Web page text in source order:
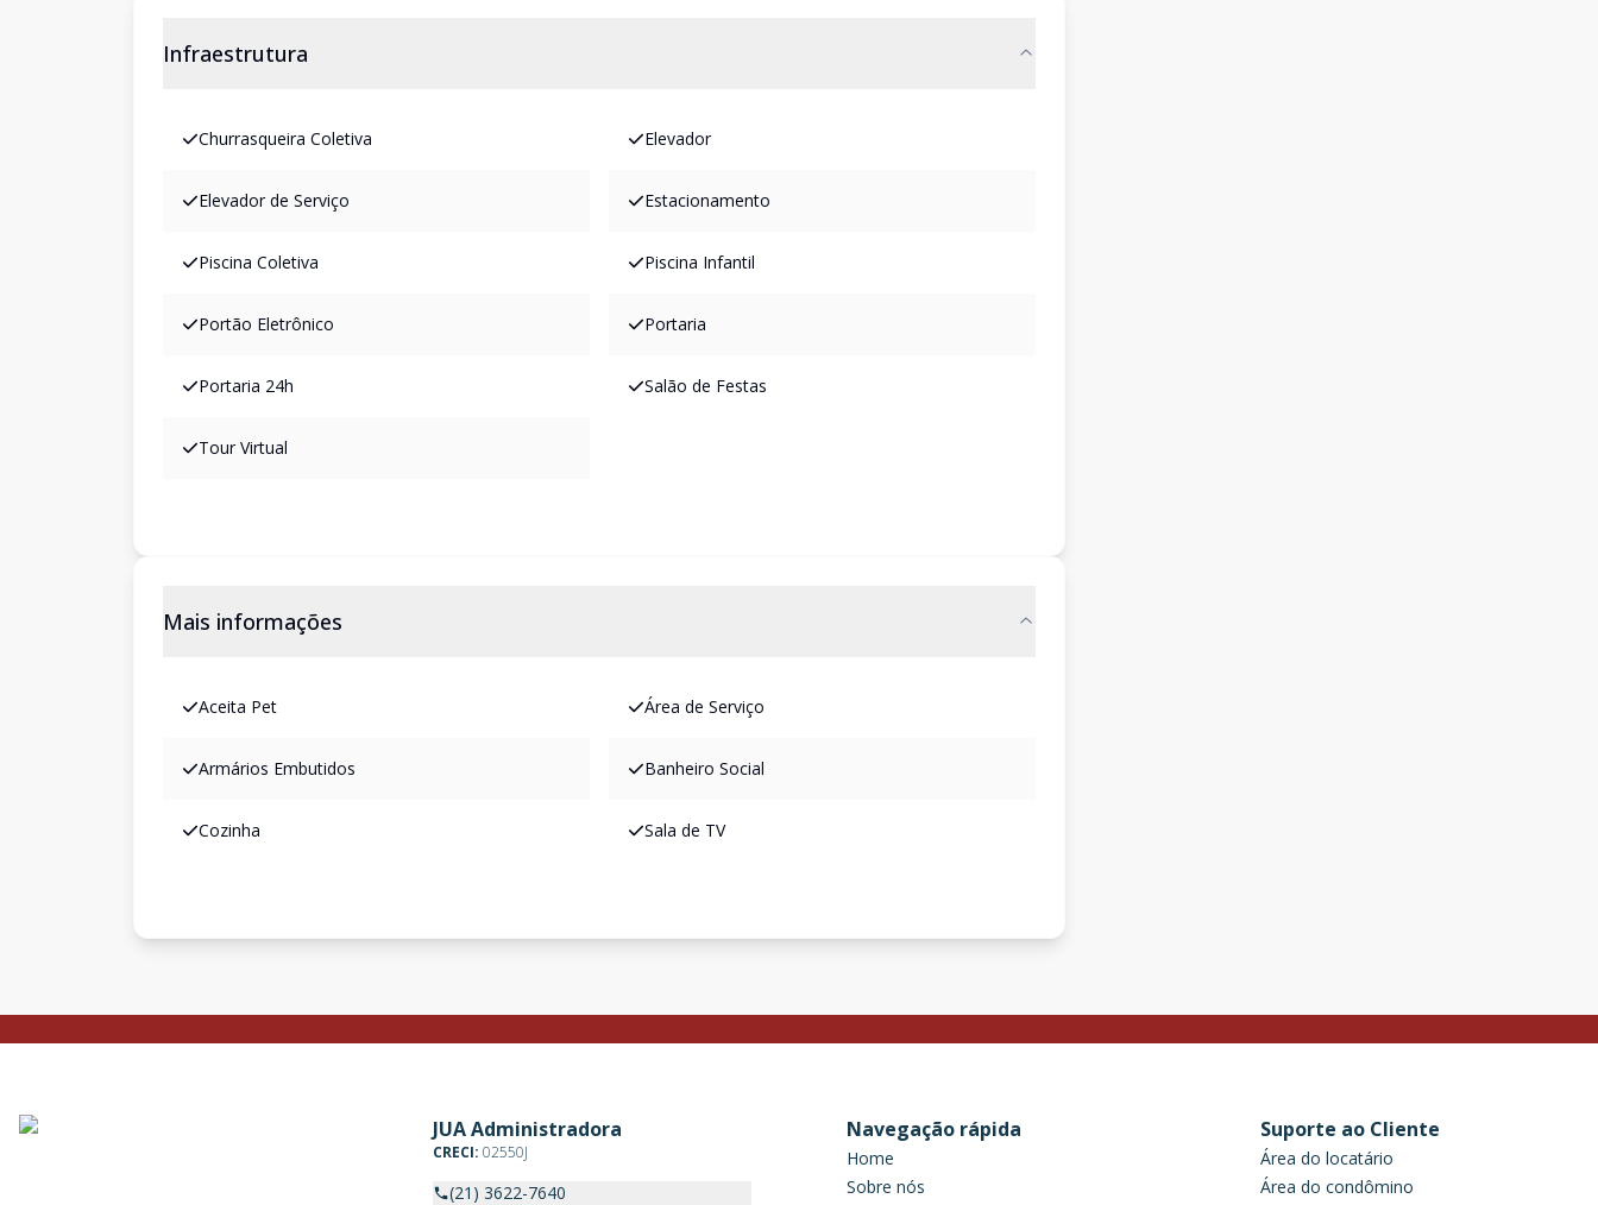
Infraestrutura
Churrasqueira Coletiva Elevador
Elevador de Serviço Estacionamento
Piscina Coletiva Piscina Infantil
Portão Eletrônico Portaria
Portaria 24h Salão de Festas
Tour Virtual
Mais informações
Aceita Pet Área de Serviço
Armários Embutidos Banheiro Social
Cozinha Sala de TV
JUA Administradora
CRECI: 02550J
(21) 3622-7640
Navegação rápida
Home
Sobre nós
Suporte ao Cliente
Área do locatário
Área do condômino